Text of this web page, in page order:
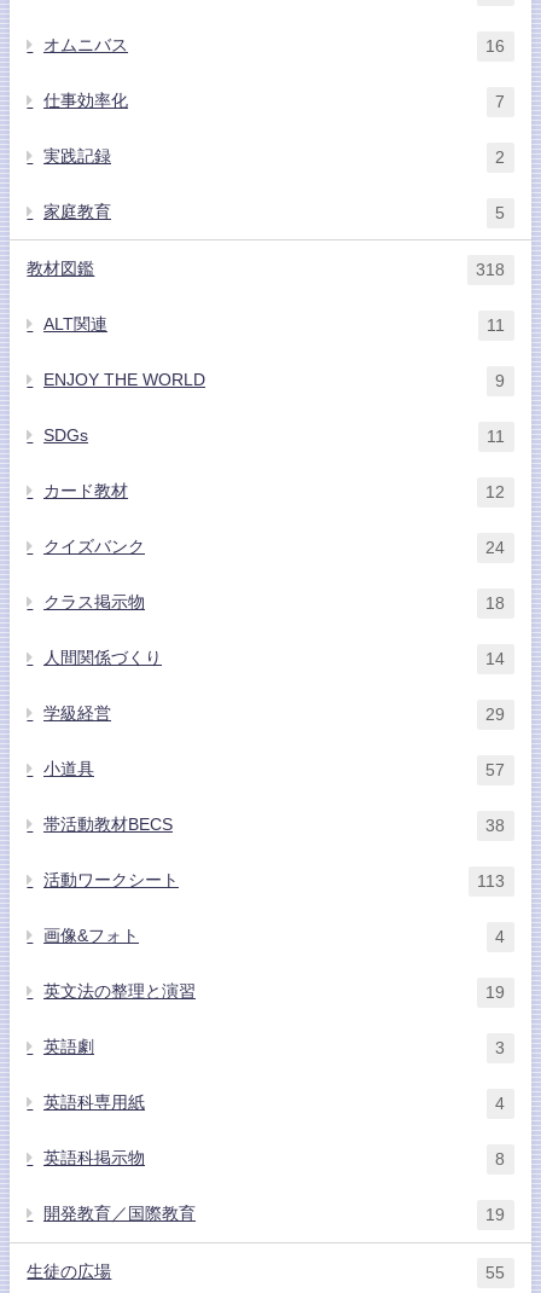
オムニバス 16
仕事効率化 7
実践記録 2
家庭教育 5
教材図鑑 318
ALT関連 11
ENJOY THE WORLD 9
SDGs 11
カード教材 12
クイズバンク 24
クラス掲示物 18
人間関係づくり 14
学級経営 29
小道具 57
帯活動教材BECS 38
活動ワークシート 113
画像&フォト 4
英文法の整理と演習 19
英語劇 3
英語科専用紙 4
英語科掲示物 8
開発教育／国際教育 19
生徒の広場 55